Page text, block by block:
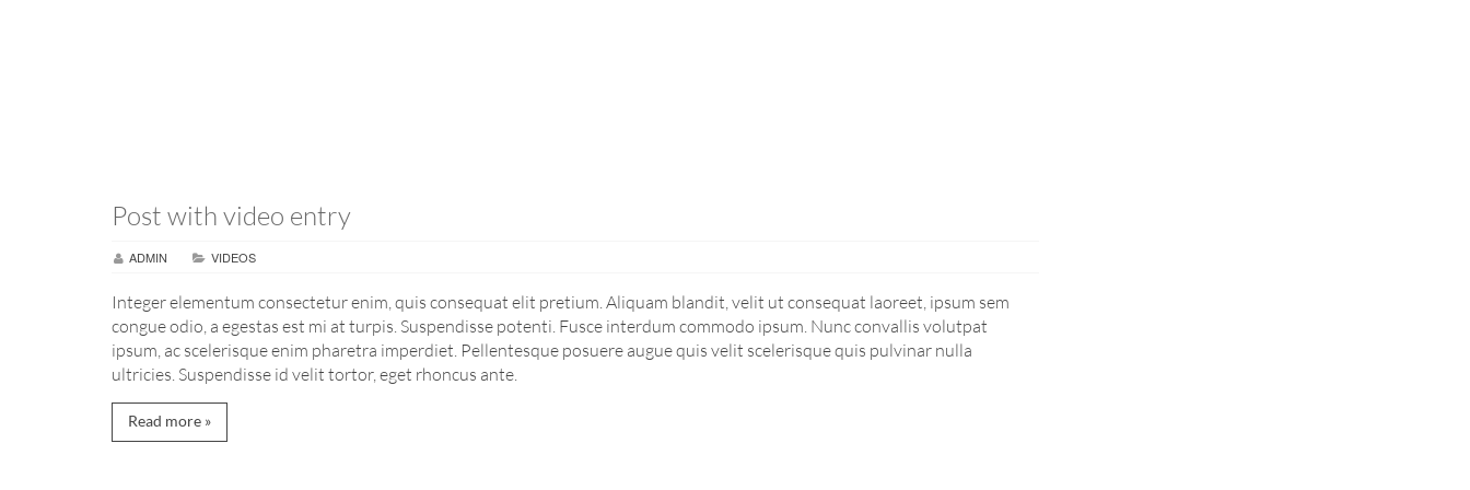
Post with video entry
ADMIN VIDEOS
Integer elementum consectetur enim, quis consequat elit pretium. Aliquam blandit, velit ut consequat laoreet, ipsum sem
congue odio, a egestas est mi at turpis. Suspendisse potenti. Fusce interdum commodo ipsum. Nunc convallis volutpat
ipsum, ac scelerisque enim pharetra imperdiet. Pellentesque posuere augue quis velit scelerisque quis pulvinar nulla
ultricies. Suspendisse id velit tortor, eget rhoncus ante.
Read more »